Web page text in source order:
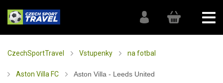
CzechSportTravel Vstupenky na fotbal
Aston Villa FC Aston Villa - Leeds United